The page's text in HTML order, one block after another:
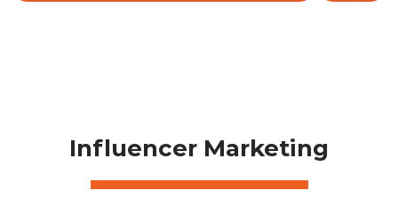
Influencer Marketing